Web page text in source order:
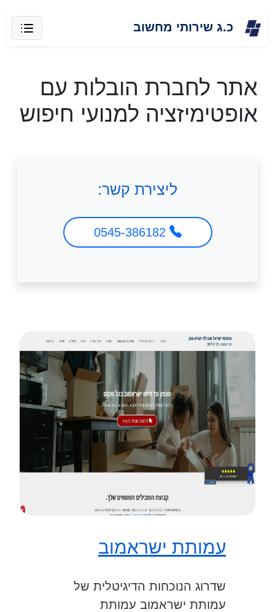
כ.ג שירותי מחשוב
אתר לחברת הובלות עם
אופטימיזציה למנועי חיפוש
ליצירת קשר:
עמותת ישראמוב
שדרוג הנוכחות הדיגיטלית של
עמותת ישראמוב עמותת